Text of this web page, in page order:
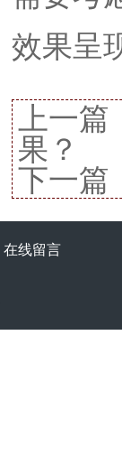
效果呈
上一篇
果？
下一篇
在线留言